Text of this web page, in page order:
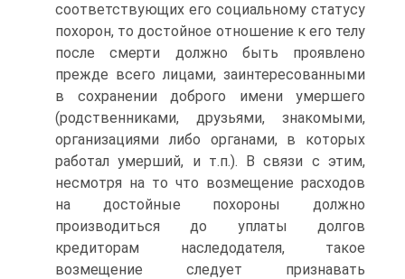
соответствующих его социальному статусу
похорон, то достойное отношение к его телу
после смерти должно быть проявлено
прежде всего лицами, заинтересованными
в сохранении доброго имени умершего
(родственниками, друзьями, знакомыми,
организациями либо органами, в которых
работал умерший, и т.п.). В связи с этим,
несмотря на то что возмещение расходов
на достойные похороны должно
производиться до уплаты долгов
кредиторам наследодателя, такое
возмещение следует признавать